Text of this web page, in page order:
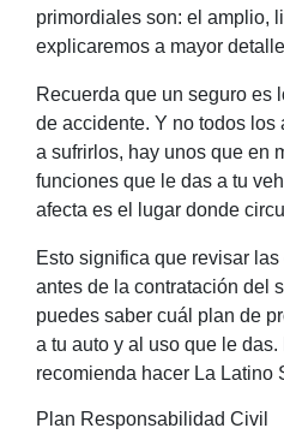
primordiales son: el amplio,
explicaremos a mayor
Recuerda que un seguro es
de accidente. Y no todos
a sufrirlos, hay unos que en
funciones que le das a tu
afecta es el lugar donde
Esto significa que revisar
antes de la contratación del
puedes saber cuál plan de
a tu auto y al uso que le
recomienda hacer La Latino
Plan Responsabilidad Civil